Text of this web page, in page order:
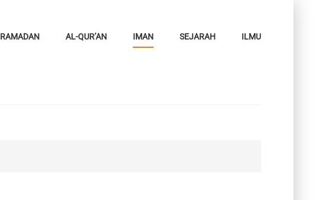
RAMADAN AL-QUR’AN IMAN SEJARAH ILMU